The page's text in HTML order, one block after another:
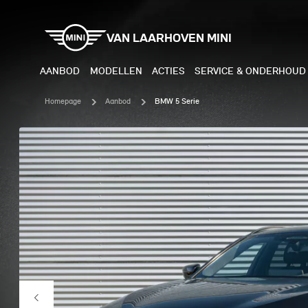
VAN LAARHOVEN MINI
AANBOD MODELLEN
ELEKTRISCH
MINI COOPER ELECTRIC
MINI ACEMAN ELECTRIC
MINI COUNTRYMAN ELECTRIC
JOHN COOPER WORKS
ELECTRIC
MINI
MINI
MINI
MINI
ACTIES SERVICE & ONDERHOUD
Homepage Aanbod BMW 5 Serie